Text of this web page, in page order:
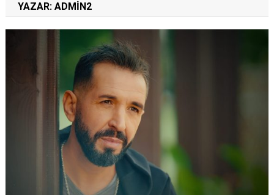
YAZAR: ADMIN2